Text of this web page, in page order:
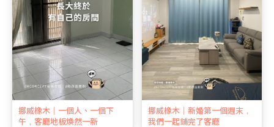
挪威橡木｜一個人、一個下
午，客廳地板煥然一新
挪威橡木｜新婚第一個週末，
我們一起鋪完了客廳